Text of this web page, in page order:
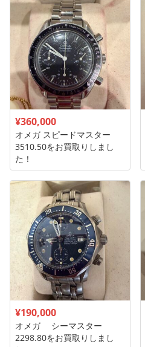
¥360,000
オメガ スピードマスター
3510.50をお買取りしまし
た！
¥190,000
オメガ シーマスター
2298.80をお買取りしまし